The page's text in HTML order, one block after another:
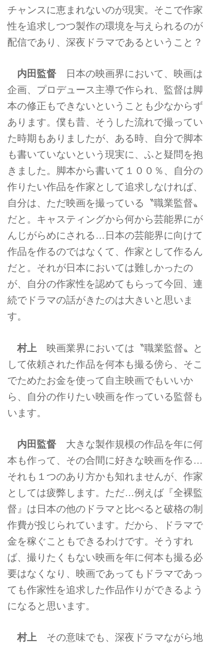
チャンスに恵まれないのが現実。そこで作家
性を追求しつつ製作の環境を与えられるのが
配信であり、深夜ドラマであるということ？
内田監督 日本の映画界において、映画は
企画、プロデュース主導で作られ、監督は脚
本の修正もできないということも少なからず
あります。僕も昔、そうした流れで撮ってい
た時期もありましたが、ある時、自分で脚本
も書いていないという現実に、ふと疑問を抱
きました。脚本から書いて１００％、自分の
作りたい作品を作家として追求しなければ、
自分は、ただ映画を撮っている〝職業監督〟
だと。キャスティングから何から芸能界にが
んじがらめにされる…日本の芸能界に向けて
作品を作るのではなくて、作家として作るん
だと。それが日本においては難しかったの
が、自分の作家性を認めてもらって今回、連
続でドラマの話がきたのは大きいと思いま
す。
村上 映画業界においては〝職業監督〟と
して依頼された作品を何本も撮る傍ら、そこ
でためたお金を使って自主映画でもいいか
ら、自分の作りたい映画を作っている監督も
います。
内田監督 大きな製作規模の作品を年に何
本も作って、その合間に好きな映画を作る…
それも１つのあり方かも知れませんが、作家
としては疲弊します。ただ…例えば『全裸監
督』は日本の他のドラマと比べると破格の制
作費が投じられています。だから、ドラマで
金を稼ぐこともできるわけです。そうすれ
ば、撮りたくもない映画を年に何本も撮る必
要はなくなり、映画であってもドラマであっ
ても作家性を追求した作品作りができるよう
になると思います。
村上 その意味でも、深夜ドラマながら地